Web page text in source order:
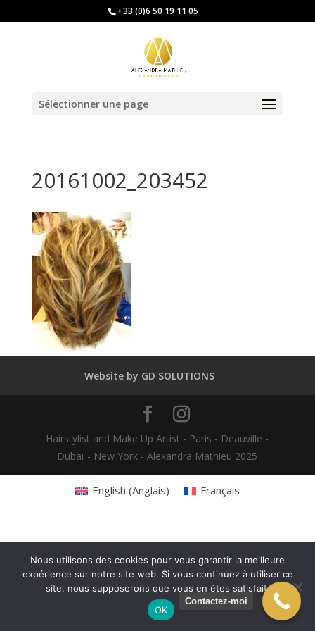
+33 (0)6 50 19 11 05
Sélectionner une page
20161002_203452
Website by GD SOLUTIONS
Hairstylist and Make Up Artist - Paris - Deauville -
Dubaï - New York - Alexandra Mathieu 2025
Contactez-moi
English (Anglais) Français
Nous utilisons des cookies pour vous garantir la meilleure
expérience sur notre site web. Si vous continuez à utiliser ce
site, nous supposerons que vous en êtes satisfait.
OK